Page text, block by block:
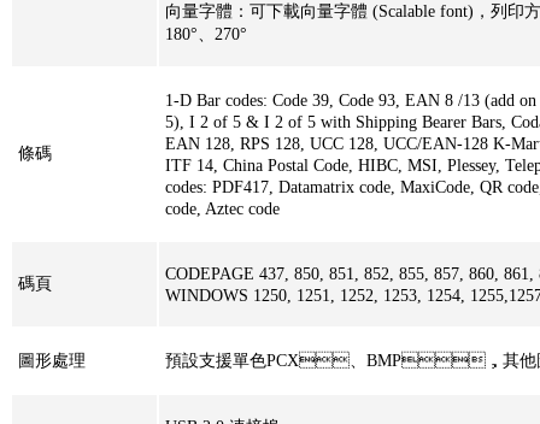
向量字體：可下載向量字體 (Scalable font)，列印方
180°、270°
條碼
1-D Bar codes: Code 39, Code 93, EAN 8 /13 (add
5), I 2 of 5 & I 2 of 5 with Shipping Bearer Bars,
EAN 128, RPS 128, UCC 128, UCC/EAN-128 K-
ITF 14, China Postal Code, HIBC, MSI, Plessey,
codes: PDF417, Datamatrix code, MaxiCode, QR
code, Aztec code
碼頁
CODEPAGE 437, 850, 851, 852, 855, 857, 860,
WINDOWS 1250, 1251, 1252, 1253, 1254,
圖形處理 預設支援單色PCX、BMP，其他